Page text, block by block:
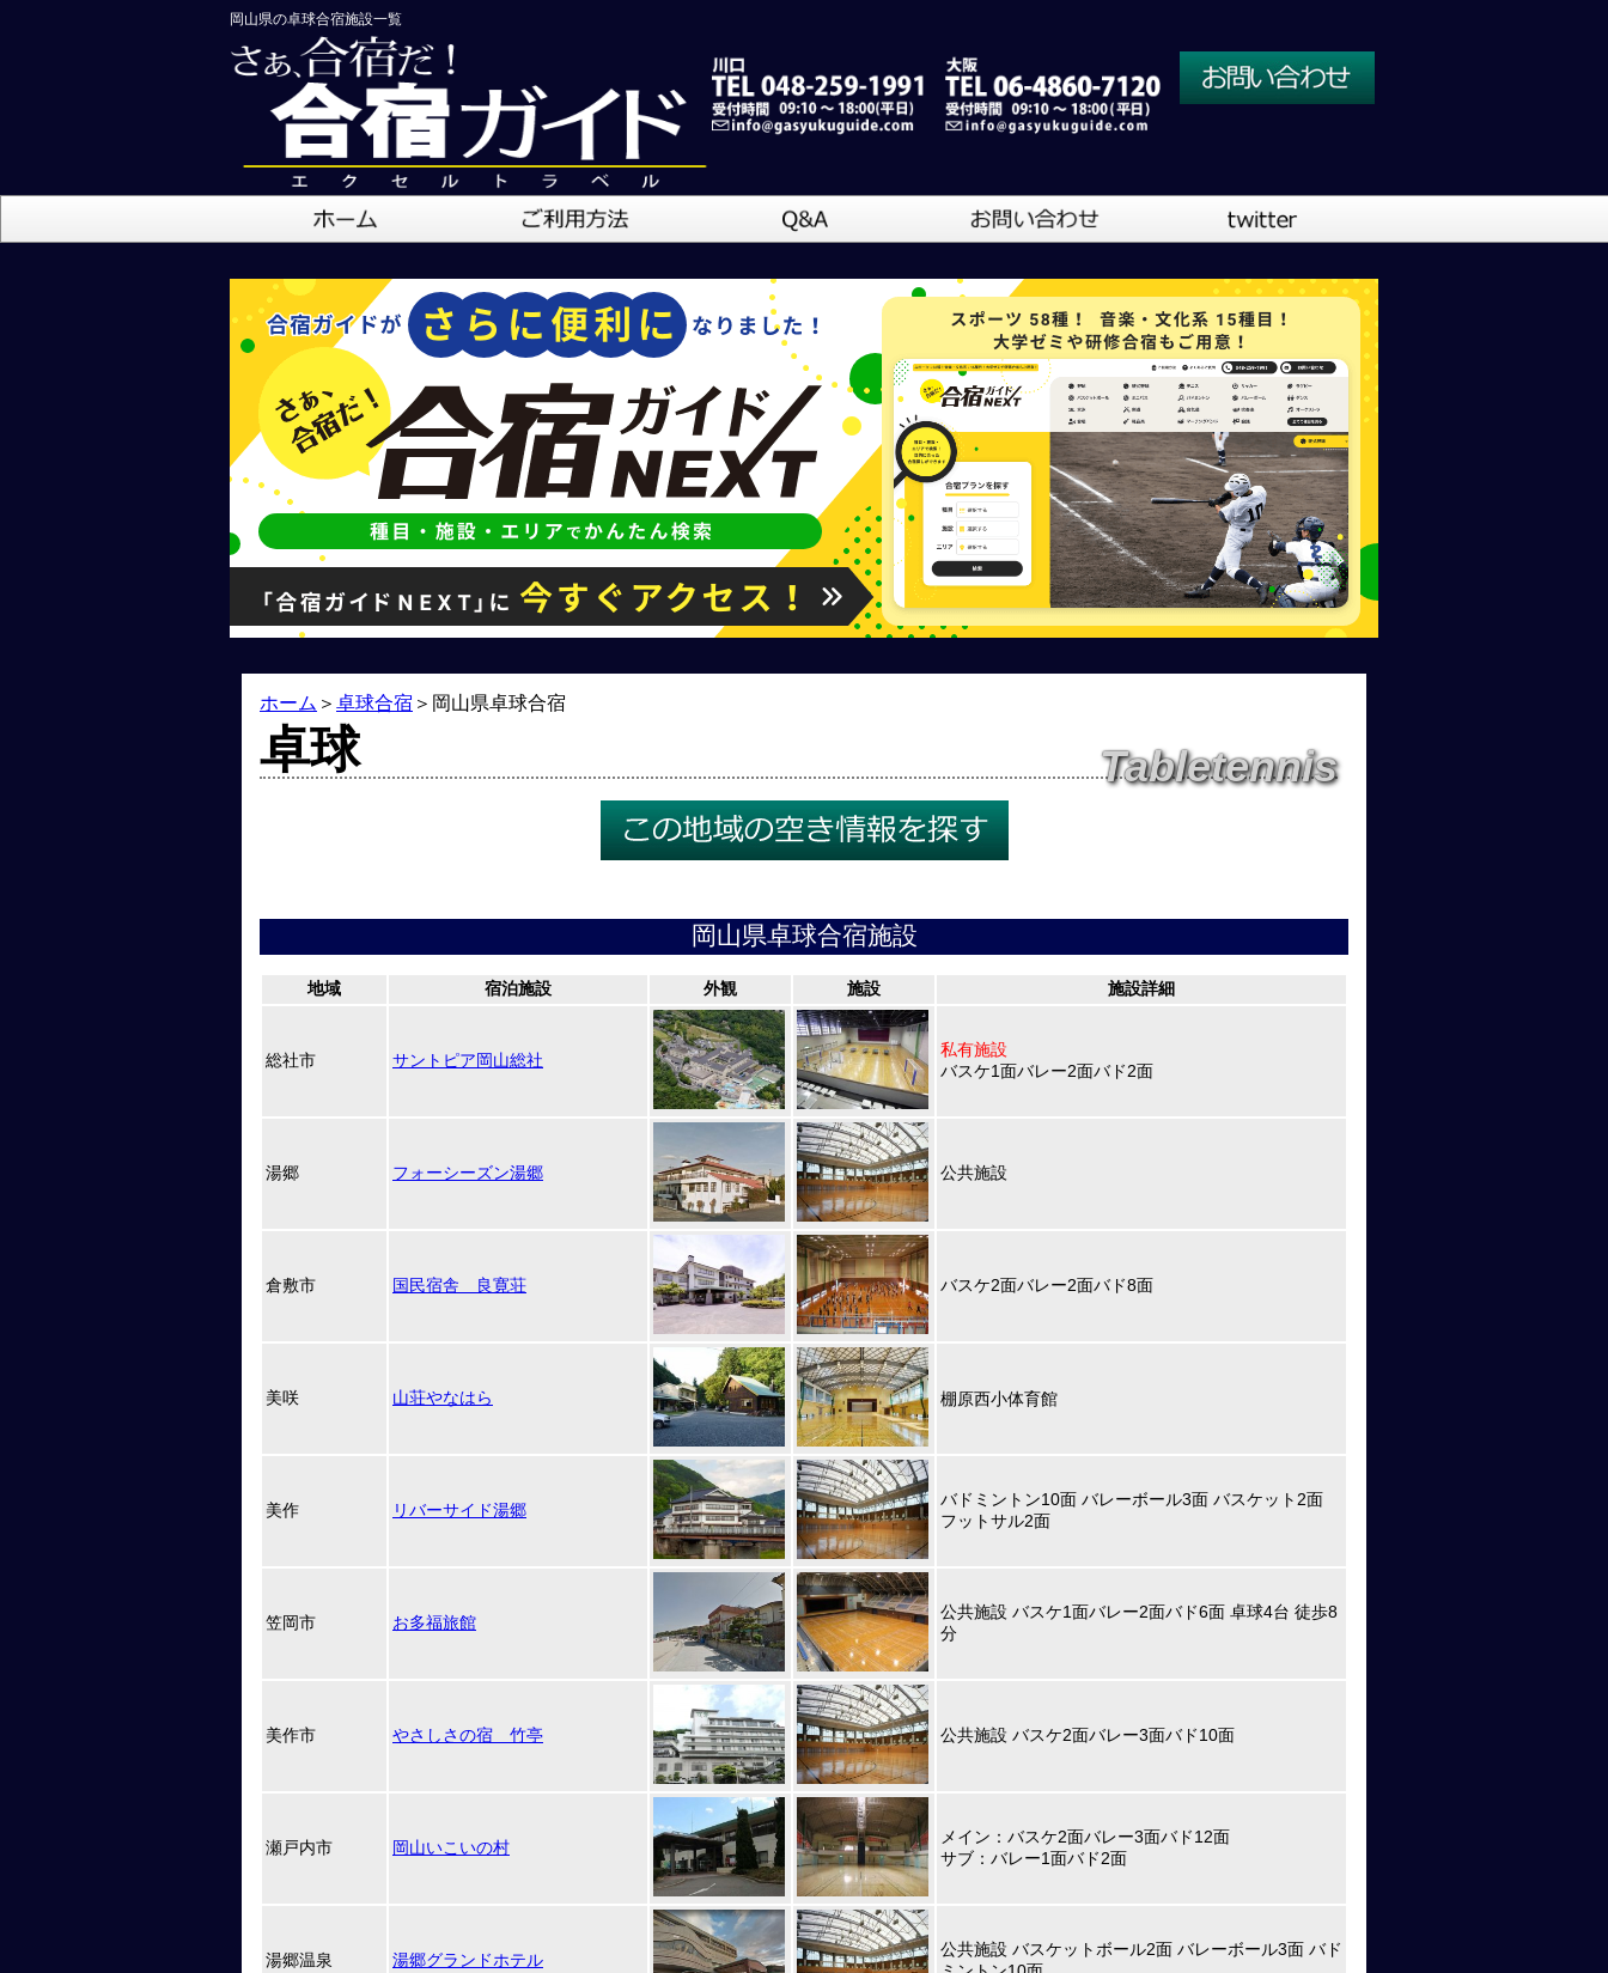
岡山県の卓球合宿施設一覧
大阪営業所
吹奏楽
ホーム ＞ 卓球合宿 ＞ 岡山県卓球合宿
卓球 Tabletennis
岡山県卓球合宿施設
地域 宿泊施設 外観 施設 施設詳細
総社市 サントピア岡山総社
私有施設
バスケ1面バレー2面バド2面
湯郷 フォーシーズン湯郷 公共施設
倉敷市 国民宿舎 良寛荘 バスケ2面バレー2面バド8面
美咲 山荘やなはら 棚原西小体育館
美作 リバーサイド湯郷
バドミントン10面 バレーボール3面 バスケット2面
フットサル2面
笠岡市 お多福旅館
公共施設 バスケ1面バレー2面バド6面 卓球4台 徒歩8
分
美作市 やさしさの宿 竹亭 公共施設 バスケ2面バレー3面バド10面
瀬戸内市 岡山いこいの村
メイン：バスケ2面バレー3面バド12面
サブ：バレー1面バド2面
湯郷温泉 湯郷グランドホテル
公共施設 バスケットボール2面 バレーボール3面 バド